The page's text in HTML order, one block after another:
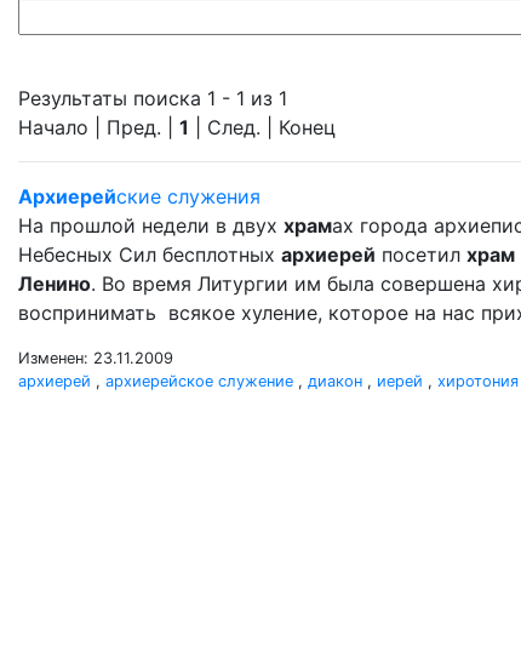
Результаты поиска 1 - 1 из 1
Начало | Пред. | 1 | След. | Конец
Архиерейские служения
На прошлой недели в двух храмах города
Небесных Сил бесплотных архиерей посетил храм
Ленино. Во время Литургии им была совершена
воспринимать всякое хуление, которое на нас
Изменен: 23.11.2009
архиерей , архиерейское служение , диакон , иерей , хиротония